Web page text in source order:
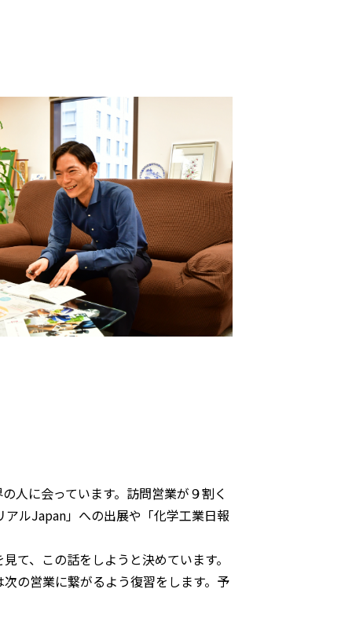
人に会っています。訪問営業が９割く
ルJapan」への出展や「化学工業日報
、この話をしようと決めています。
の営業に繋がるよう復習をします。予